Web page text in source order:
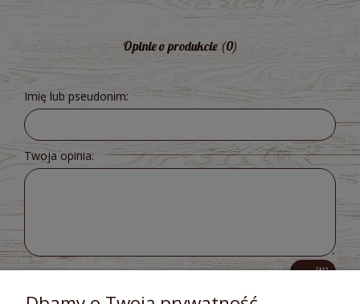
Opinie o produkcie (0)
Imię lub pseudonim:
Twoja opinia:
wyślij